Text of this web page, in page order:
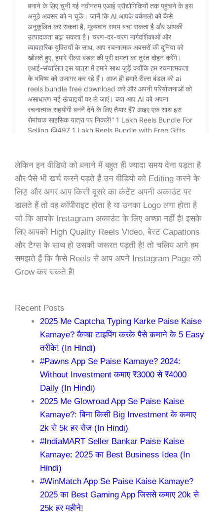
लेकिन इन वीडियो को बनाने में बहुत ही ज्यादा समय देना पड़ता है
और पैसे भी खर्च करने पड़ते हैं उन वीडियो को Editing करने के
लिए! और अगर आप किसी दूसरे का कंटेंट अपनी अकाउंट पर
डालते हैं तो वह कॉपीराइट होता है या उनका Logo लगा होता है
जो कि आपके Instagram अकाउंट के लिए अच्छा नहीं है! इसके
लिए आपको High Quality Reels Video, बेस्ट Capations
और टैग्स के साथ हो उसकी जरूरत पड़ती है! तो चलिय आगे हम
समझते हैं कि कैसे Reels से आप अपने Instagram Page को
Grow कर सकते हैं!
Recent Posts
2025 Me Captcha Typing Karke Paise Kaise
Kamaye? कैप्चा टाइपिंग करके पैसे कमाने के 5 Easy
तरीके! (In Hindi)
#Pawns App Se Paise Kamaye? 2024:
Without Investment कमाए ₹3000 से ₹4000
Daily (In Hindi)
2025 Me Glowroad App Se Paise Kaise
Kamaye?: बिना किसी Big Investment के कमाए
2k से 5k हर रोज (In Hindi)
#IndiaMART Seller Bankar Paise Kaise
Kamaye: 2025 का Best Business Idea (In
Hindi)
#WinMatch App Se Paise Kaise Kamaye?
2025 का Best Gaming App जिससे कमाए 20k से
25k हर महीने!